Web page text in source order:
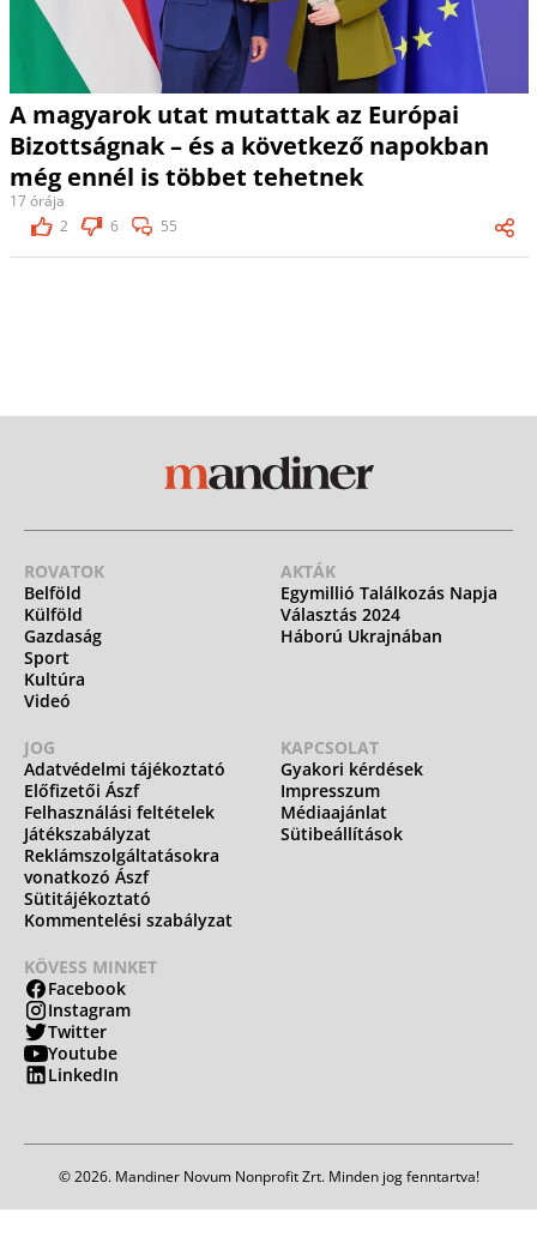
A magyarok utat mutattak az Európai
Bizottságnak – és a következő napokban
még ennél is többet tehetnek
17 órája
2
6 55
ROVATOK
Belföld
Külföld
Gazdaság
Sport
Kultúra
Videó
AKTÁK
Egymillió Találkozás Napja
Választás 2024
Háború Ukrajnában
JOG
Adatvédelmi tájékoztató
Előfizetői Ászf
Felhasználási feltételek
Játékszabályzat
Reklámszolgáltatásokra
vonatkozó Ászf
Sütitájékoztató
Kommentelési szabályzat
KAPCSOLAT
Gyakori kérdések
Impresszum
Médiaajánlat
Sütibeállítások
KÖVESS MINKET
Facebook
Instagram
Twitter
Youtube
LinkedIn
© 2026. Mandiner Novum Nonprofit Zrt. Minden jog fenntartva!